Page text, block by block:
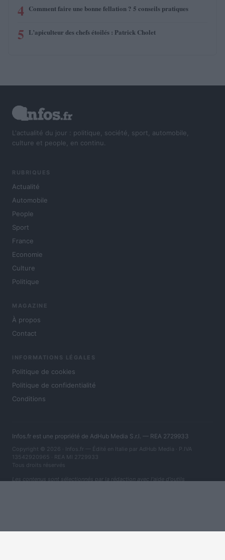
4 Comment faire une bonne fellation ? 5 conseils pratiques
5 L’apiculteur des chefs étoilés : Patrick Cholet
L'actualité du jour : politique, société, sport, automobile,
culture et people, en continu.
RUBRIQUES
Actualité
Automobile
People
Sport
France
Economie
Culture
Politique
MAGAZINE
À propos
Contact
INFORMATIONS LÉGALES
Politique de cookies
Politique de confidentialité
Conditions
Infos.fr est une propriété de AdHub Media S.r.l. — REA 2729933
Copyright © 2026 · Infos.fr — Édité en Italie par AdHub Media · P.IVA
13542920965 · REA MI 2729933
Tous droits réservés
Les contenus sont sélectionnés par la rédaction avec l'aide d'outils